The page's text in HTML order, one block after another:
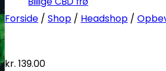
Forside / Shop / Headshop /
kr. 139.00